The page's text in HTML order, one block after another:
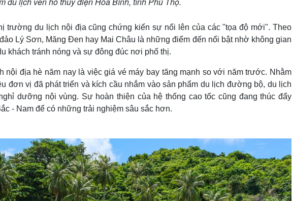
trường du lịch nội địa cũng chứng kiến sự nổi lên của các "tọa độ mới". Theo
Lý Sơn, Măng Đen hay Mai Châu là những điểm đến nổi bật nhờ không gian
khách tránh nóng và sự đông đúc nơi phố thị.
nội địa hè năm nay là việc giá vé máy bay tăng mạnh so với năm trước. Nhằm
đơn vị đã phát triển và kích cầu nhắm vào sản phẩm du lịch đường bộ, du lịch
dưỡng nội vùng. Sự hoàn thiện của hệ thống cao tốc cũng đang thúc đẩy
- Nam để có những trải nghiệm sâu sắc hơn.